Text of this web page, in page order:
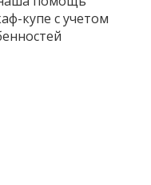
купе с учетом